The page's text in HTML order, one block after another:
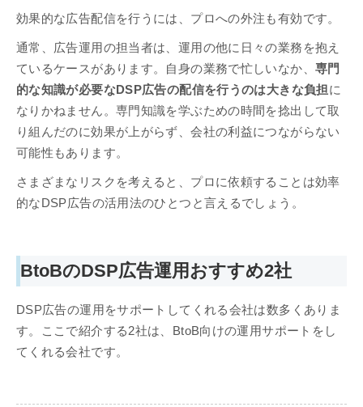
効果的な広告配信を行うには、プロへの外注も有効です。
通常、広告運用の担当者は、運用の他に日々の業務を抱え
ているケースがあります。自身の業務で忙しいなか、 専門
的な知識が必要なDSP広告の配信を行うのは大きな負担に
なりかねません。専門知識を学ぶための時間を捻出して取
り組んだのに効果が上がらず、会社の利益につながらない
可能性もあります。
さまざまなリスクを考えると、プロに依頼することは効率
的なDSP広告の活用法のひとつと言えるでしょう。
BtoBのDSP広告運用おすすめ2社
DSP広告の運用をサポートしてくれる会社は数多くありま
す。ここで紹介する2社は、BtoB向けの運用サポートをし
てくれる会社です。